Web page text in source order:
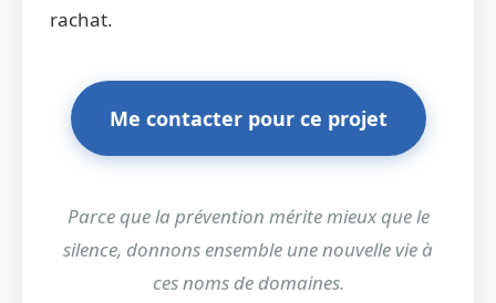
rachat.
Me contacter pour ce projet
Parce que la prévention mérite mieux que le
silence, donnons ensemble une nouvelle vie à
ces noms de domaines.